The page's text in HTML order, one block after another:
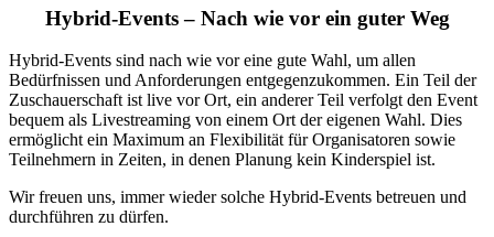
Hybrid-Events– Nach wie vor ein guter Weg
Hybrid-Events sind nach wie vor eine gute Wahl, um allen
Bedürfnissen und Anforderungen entgegenzukommen. Ein Teil der
Zuschauerschaft ist live vor Ort, ein anderer Teil verfolgt den Event
bequem als Livestreaming von einem Ort der eigenen Wahl. Dies
ermöglicht ein Maximum an Flexibilität für Organisatoren sowie
Teilnehmern in Zeiten, in denen Planung kein Kinderspiel ist.
Wir freuen uns, immer wieder solche Hybrid-Events betreuen und
durchführen zu dürfen.